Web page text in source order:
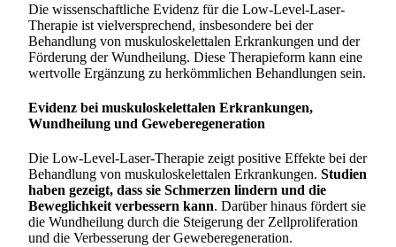
Die wissenschaftliche Evidenz für die Low-Level-Laser-
Therapie ist vielversprechend, insbesondere bei der
Behandlung von muskuloskelettalen Erkrankungen und der
Förderung der Wundheilung. Diese Therapieform kann eine
wertvolle Ergänzung zu herkömmlichen Behandlungen sein.
Evidenz bei muskuloskelettalen Erkrankungen,
Wundheilung und Geweberegeneration
Die Low-Level-Laser-Therapie zeigt positive Effekte bei der
Behandlung von muskuloskelettalen Erkrankungen. Studien
haben gezeigt, dass sie Schmerzen lindern und die
Beweglichkeit verbessern kann. Darüber hinaus fördert sie
die Wundheilung durch die Steigerung der Zellproliferation
und die Verbesserung der Geweberegeneration.